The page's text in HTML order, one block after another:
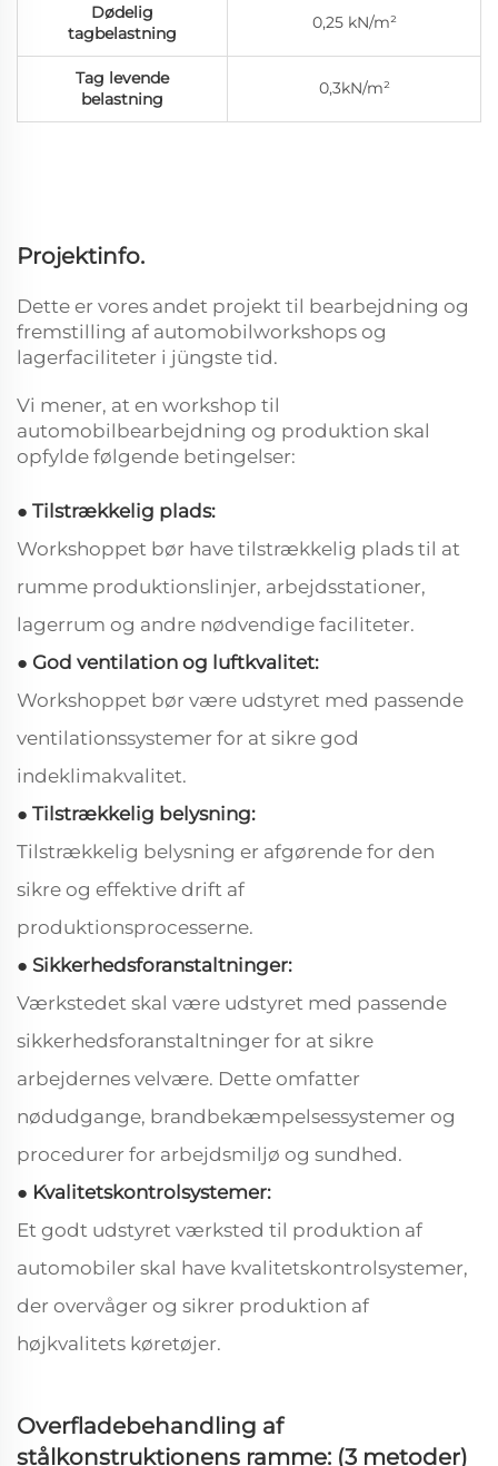
Dødelig
tagbelastning
0,25 kN/m²
Tag levende
belastning
0,3kN/m²
Projektinfo.
Dette er vores andet projekt til bearbejdning og
fremstilling af automobilworkshops og
lagerfaciliteter i jüngste tid.
Vi mener, at en workshop til
automobilbearbejdning og produktion skal
opfylde følgende betingelser:
● Tilstrækkelig plads:
Workshoppet bør have tilstrækkelig plads til at
rumme produktionslinjer, arbejdsstationer,
lagerrum og andre nødvendige faciliteter.
● God ventilation og luftkvalitet:
Workshoppet bør være udstyret med passende
ventilationssystemer for at sikre god
indeklimakvalitet.
● Tilstrækkelig belysning:
Tilstrækkelig belysning er afgørende for den
sikre og effektive drift af
produktionsprocesserne.
● Sikkerhedsforanstaltninger:
Værkstedet skal være udstyret med passende
sikkerhedsforanstaltninger for at sikre
arbejdernes velvære. Dette omfatter
nødudgange, brandbekæmpelsessystemer og
procedurer for arbejdsmiljø og sundhed.
● Kvalitetskontrolsystemer:
Et godt udstyret værksted til produktion af
automobiler skal have kvalitetskontrolsystemer,
der overvåger og sikrer produktion af
højkvalitets køretøjer.
Overfladebehandling af
stålkonstruktionens ramme: (3 metoder)